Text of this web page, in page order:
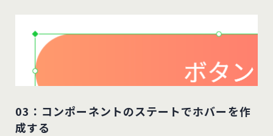
03：コンポーネントのステートでホバーを作
成する